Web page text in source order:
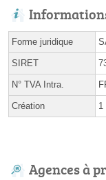
Forme juridique
SIRET
N° TVA Intra.
Création 1
Agences à